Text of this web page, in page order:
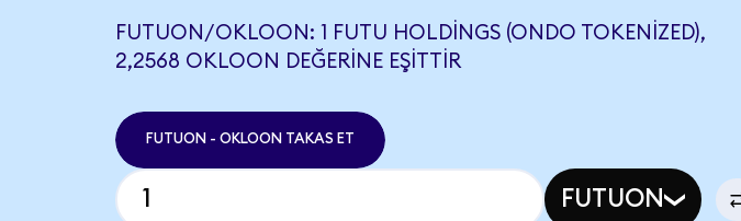
FUTUON/OKLOON: 1 FUTU HOLDINGS (ONDO TOKENIZED),
2,2568 OKLOON DEĞERINE EŞITTIR
FUTUON - OKLOON TAKAS ET
FUTUON